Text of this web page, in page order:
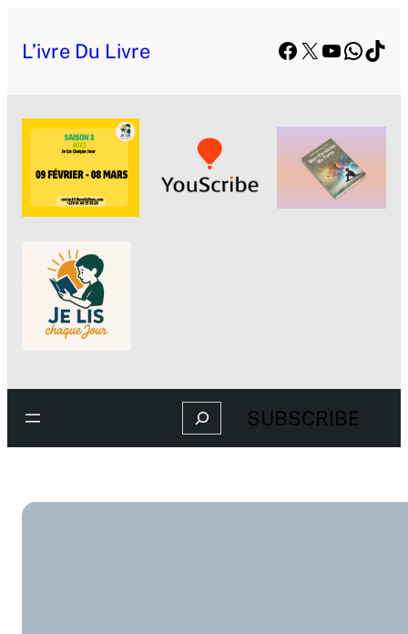
L’ivre Du Livre Facebook
X YouTube
Search SUBSCRIBE